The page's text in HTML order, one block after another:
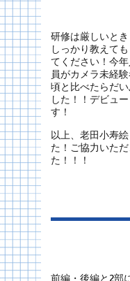
研修は厳しいと
しっかり教えて
てください！今
員がカメラ未経
頃と比べたらだ
した！！デビュ
す！
以上、老田小寿
た！ご協力いた
た！！！
前編・後編と2部